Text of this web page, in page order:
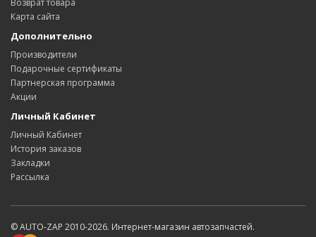
Возврат товара
Карта сайта
Дополнительно
Производители
Подарочные сертификаты
Партнерская программа
Акции
Личный Кабинет
Личный Кабинет
История заказов
Закладки
Рассылка
© AUTO-ZAP 2010-2026. Интернет-магазин автозапчастей.